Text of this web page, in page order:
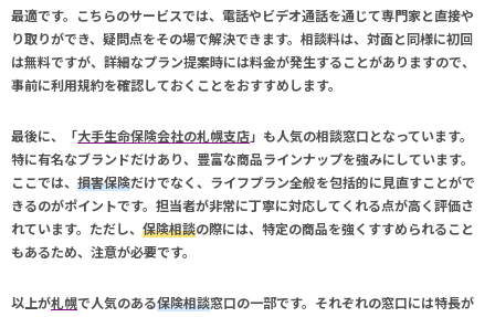
最適です。こちらのサービスでは、電話やビデオ通話を通じて専門家と直接や
り取りができ、疑問点をその場で解決できます。相談料は、対面と同様に初回
は無料ですが、詳細なプラン提案時には料金が発生することがありますので、
事前に利用規約を確認しておくことをおすすめします。
最後に、「大手生命保険会社の札幌支店」も人気の相談窓口となっています。
特に有名なブランドだけあり、豊富な商品ラインナップを強みにしています。
ここでは、 損害保険だけでなく、ライフプラン全般を包括的に見直すことがで
きるのがポイントです。担当者が非常に丁寧に対応してくれる点が高く評価さ
れています。ただし、 保険相談の際には、特定の商品を強くすすめられること
もあるため、注意が必要です。
以上が札幌で人気のある保険相談窓口の一部です。それぞれの窓口には特長が